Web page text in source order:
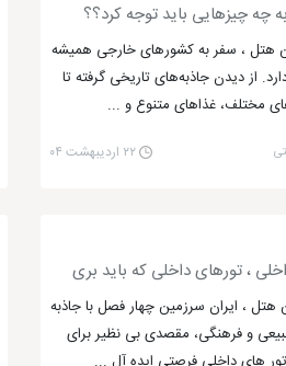
چه چیزهایی باید توجه کرد؟؟
هتل ، سفر به کشورهای خارجی همیشه
از دیدن جاذبه‌های تاریخی گرفته تا
مختلف، غذاهای متنوع و ...
۲۲ اردیبهشت ۰۴
، تورهای داخلی که باید بری
هتل ، ایران سرزمین چهار فصل با جاذبه
و فرهنگی، مقصدی بی نظیر برای